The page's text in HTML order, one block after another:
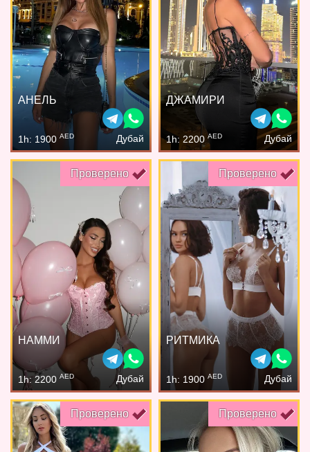
АНЕЛЬ
1h: 1900 AED Дубай
ДЖАМИРИ
1h: 2200 AED Дубай
Проверено
НАММИ
1h: 2200 AED Дубай
Проверено
РИТМИКА
1h: 1900 AED Дубай
Проверено Проверено